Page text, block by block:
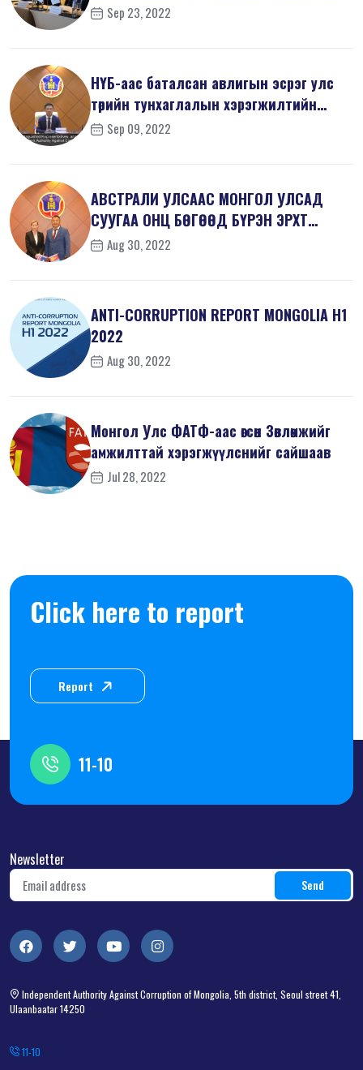
Sep 23, 2022
НҮБ-аас баталсан авлигын эсрэг улс
төрийн тунхаглалын хэрэгжилтийн
тал...Sep 09, 2022
АВСТРАЛИ УЛСААС МОНГОЛ УЛСАД
СУУГАА ОНЦ БӨГӨӨД БҮРЭН ЭРХТ
ЭЛЧИН САЙД Х...
Aug 30, 2022
ANTI-СORRUPTION REPORT MONGOLIA H1
2022
Aug 30, 2022
Монгол Улс ФАТФ-аас өгсөн Зөвлөмжийг
амжилттай хэрэгжүүлснийг сайшаав
Jul 28, 2022
Click here to report
Report
11-10
Newsletter
Independent Authority Against Corruption of Mongolia, 5th district, Seoul street 41,
Ulaanbaatar 14250
11-10